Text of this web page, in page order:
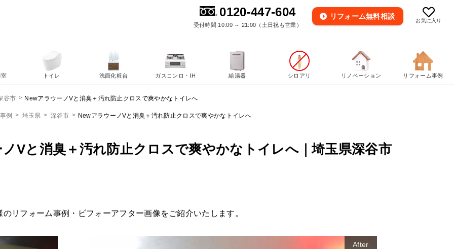
お気に入り
0120-447-604
受付時間 10:00 ～ 21:00（土日祝も営業）
リフォーム無料相談
谷市 NewアラウーノVと消臭＋汚れ防止クロスで爽やかなトイレへ
例 埼玉県 深谷市 NewアラウーノVと消臭＋汚れ防止クロスで爽やかなトイレへ
Vと消臭＋汚れ防止クロスで爽やかなトイレへ｜埼玉県深谷市
リフォーム事例・ビフォーアフター画像をご紹介いたします。
After
室 トイレ 洗面化粧台 ガスコンロ・IH 給湯器 シロアリ リノベーション リフォーム事例